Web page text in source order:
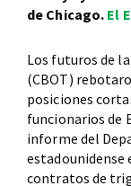
de Chicago. El
Los futuros de
(CBOT)
posiciones
funcionarios de
informe del
estadounidense
contratos de